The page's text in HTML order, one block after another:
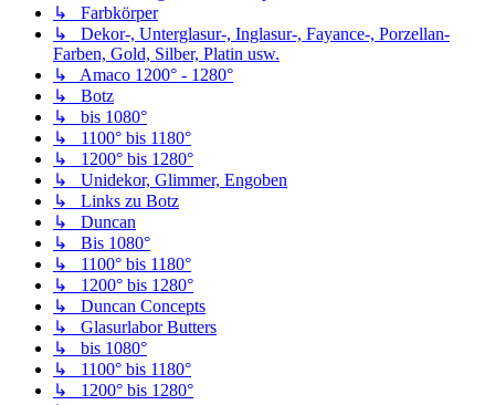
↳ Farbkörper
↳ Dekor-, Unterglasur-, Inglasur-, Fayance-, Porzellan-
Farben, Gold, Silber, Platin usw.
↳ Amaco 1200° - 1280°
↳ Botz
↳ bis 1080°
↳ 1100° bis 1180°
↳ 1200° bis 1280°
↳ Unidekor, Glimmer, Engoben
↳ Links zu Botz
↳ Duncan
↳ Bis 1080°
↳ 1100° bis 1180°
↳ 1200° bis 1280°
↳ Duncan Concepts
↳ Glasurlabor Butters
↳ bis 1080°
↳ 1100° bis 1180°
↳ 1200° bis 1280°